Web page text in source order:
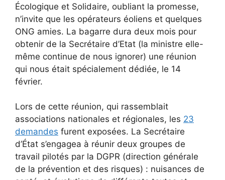
Écologique et Solidaire, oubliant la promesse,
n’invite que les opérateurs éoliens et quelques
ONG amies. La bagarre dura deux mois pour
obtenir de la Secrétaire d’Etat (la ministre elle-
même continue de nous ignorer) une réunion
qui nous était spécialement dédiée, le 14
février.
Lors de cette réunion, qui rassemblait
associations nationales et régionales, les 23
demandes furent exposées. La Secrétaire
d’État s’engagea à réunir deux groupes de
travail pilotés par la DGPR (direction générale
de la prévention et des risques) : nuisances de